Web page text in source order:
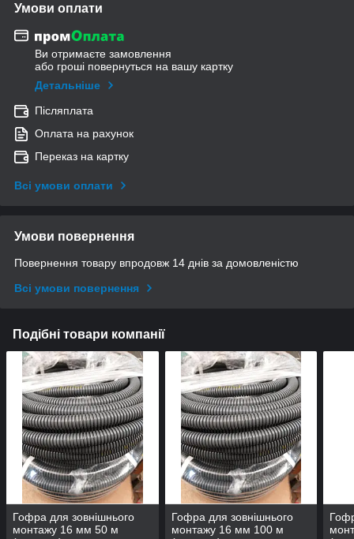
Умови оплати
Ви отримаєте замовлення
або гроші повернуться на вашу картку
Детальніше
Післяплата
Оплата на рахунок
Переказ на картку
Всі умови оплати
Умови повернення
Повернення товару впродовж 14 днів за домовленістю
Всі умови повернення
Подібні товари компанії
Гофра для зовнішнього
монтажу 16 мм 50 м
Гофра для зовнішнього
монтажу 16 мм 100 м